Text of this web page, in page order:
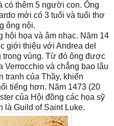
có thêm 5 người con. Ông
mới có 3 tuổi và tuổi thơ
ông nội.
hội họa và âm nhạc. Năm 14
giới thiệu với Andrea del
trong vùng. Từ đó ông được
Verrocchio và chẳng bao lâu
tranh của Thầy, khiến
tiếng hơn. Năm 1473 (20
của Hội đồng các họa sỹ
là Guild of Saint Luke.